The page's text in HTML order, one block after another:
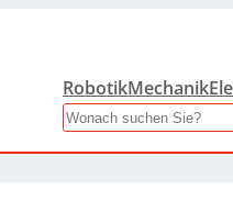
RobotikMechanik
Search